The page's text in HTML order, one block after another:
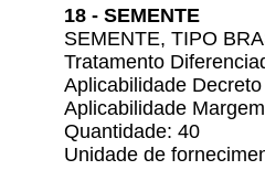
18 - SEMENTE
SEMENTE, TIPO
Tratamento
Aplicabilidade
Aplicabilidade
Quantidade: 40
Unidade de